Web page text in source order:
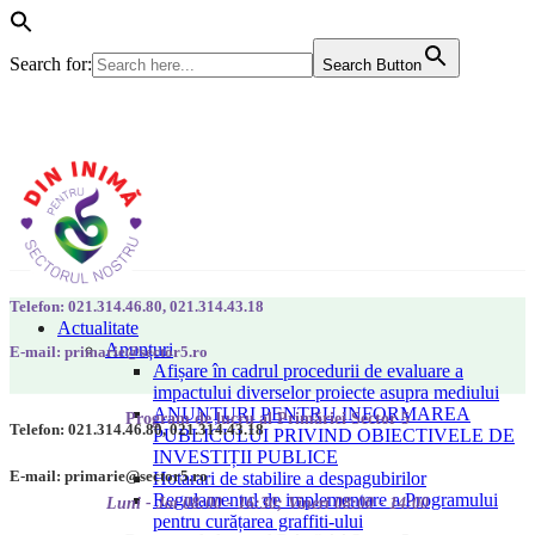
Search for: Search Button
Actualitate
Anunțuri
Afișare în cadrul procedurii de evaluare a
impactului diverselor proiecte asupra mediului
ANUNȚURI PENTRU INFORMAREA
PUBLICULUI PRIVIND OBIECTIVELE DE
INVESTIȚII PUBLICE
Hotarari de stabilire a despagubirilor
Regulamentul de implementare a Programului
pentru curățarea graffiti-ului
Telefon: 021.314.46.80, 021.314.43.18
E-mail: primarie@sector5.ro
Program de lucru al Primăriei Sector 5
Luni - Joi 08:00 - 16:30; Vineri 08:00 - 14:00
Telefon: 021.314.46.80, 021.314.43.18
E-mail: primarie@sector5.ro